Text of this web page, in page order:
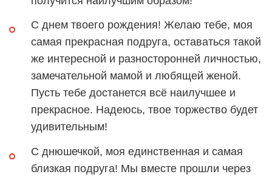
С днем твоего рождения! Желаю тебе, моя
самая прекрасная подруга, оставаться такой
же интересной и разносторонней личностью,
замечательной мамой и любящей женой.
Пусть тебе достанется всё наилучшее и
прекрасное. Надеюсь, твое торжество будет
удивительным!
С днюшечкой, моя единственная и самая
близкая подруга! Мы вместе прошли через